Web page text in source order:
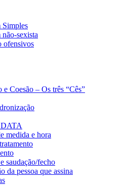
Simples
sexista
ofensivos
e Coesão – Os três “Cês”
medida e hora
saudação/fecho
da pessoa que assina